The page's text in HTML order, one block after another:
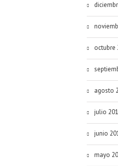
octubre
agosto
julio
junio
mayo